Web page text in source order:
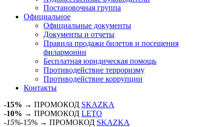
Постановочная группа
Официальное
Официальные документы
Документы и отчеты
Правила продажи билетов и посещения
филармонии
Бесплатная юридическая помощь
Противодействие терроризму
Противодействие коррупции
Контакты
-15% → ПРОМОКОД SKAZKA
-10% → ПРОМОКОД LETO
-15%-15% → ПРОМОКОД SKAZKA